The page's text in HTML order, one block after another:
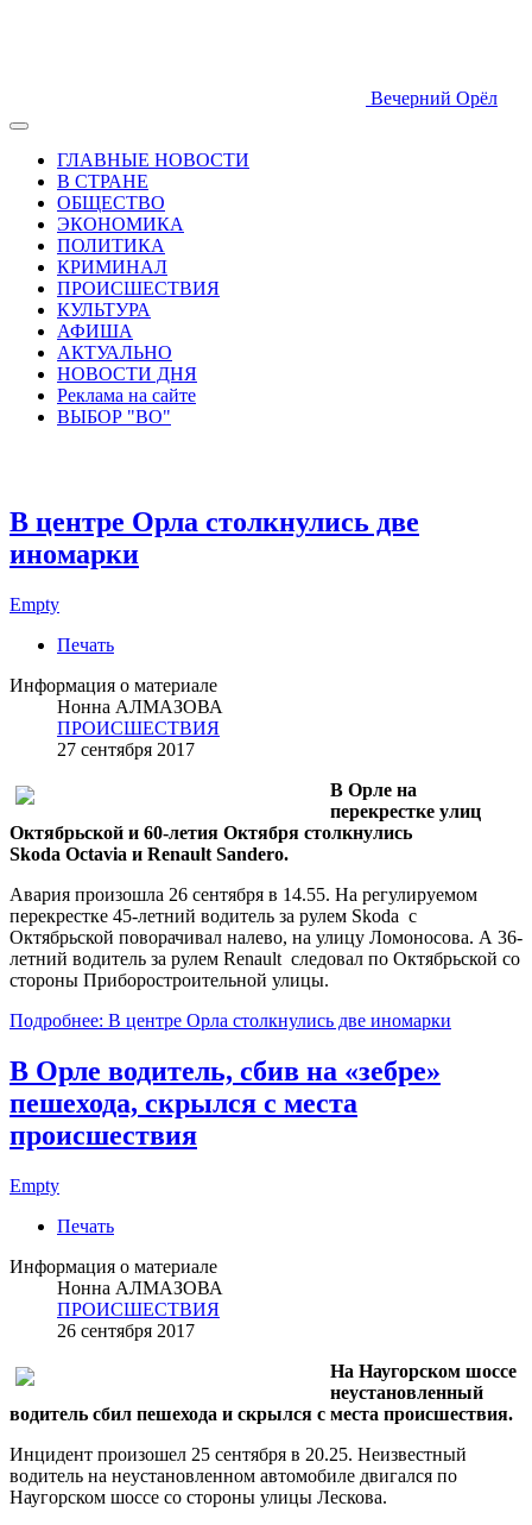
Вечерний Орёл
ГЛАВНЫЕ НОВОСТИ
В СТРАНЕ
ОБЩЕСТВО
ЭКОНОМИКА
ПОЛИТИКА
КРИМИНАЛ
ПРОИСШЕСТВИЯ
КУЛЬТУРА
АФИША
АКТУАЛЬНО
НОВОСТИ ДНЯ
Реклама на сайте
ВЫБОР "ВО"
В центре Орла столкнулись две
иномарки
Empty
Печать
Информация о материале
Нонна АЛМАЗОВА
ПРОИСШЕСТВИЯ
27 сентября 2017
В Орле на
перекрестке улиц
Октябрьской и 60-летия Октября столкнулись
Skoda Octavia и Renault Sandero.
Авария произошла 26 сентября в 14.55. На регулируемом
перекрестке 45-летний водитель за рулем Skoda с
Октябрьской поворачивал налево, на улицу Ломоносова. А 36-
летний водитель за рулем Renault следовал по Октябрьской со
стороны Приборостроительной улицы.
Подробнее: В центре Орла столкнулись две иномарки
В Орле водитель, сбив на «зебре»
пешехода, скрылся с места
происшествия
Empty
Печать
Информация о материале
Нонна АЛМАЗОВА
ПРОИСШЕСТВИЯ
26 сентября 2017
На Наугорском шоссе
неустановленный
водитель сбил пешехода и скрылся с места происшествия.
Инцидент произошел 25 сентября в 20.25. Неизвестный
водитель на неустановленном автомобиле двигался по
Наугорском шоссе со стороны улицы Лескова.